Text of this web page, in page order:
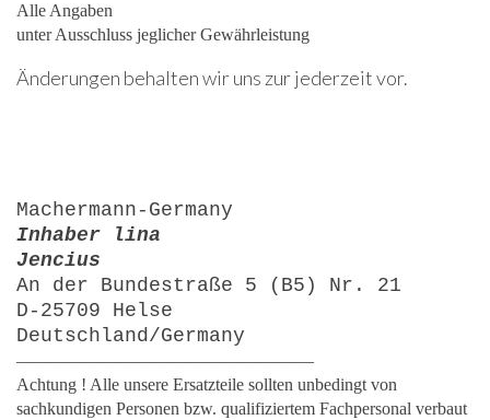
Alle Angaben
unter Ausschluss jeglicher Gewährleistung
Änderungen behalten wir uns zur jederzeit vor.
Machermann-Germany
Inhaber lina
Jencius
An der Bundestraße 5 (B5) Nr. 21
D-25709 Helse
Deutschland/Germany
—————————————————
Achtung ! Alle unsere Ersatzteile sollten unbedingt von
sachkundigen Personen bzw. qualifiziertem Fachpersonal verbaut